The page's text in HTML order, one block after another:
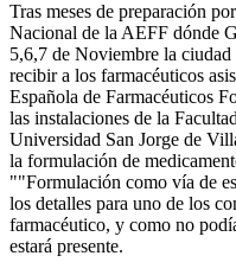
Tras meses de preparación
Nacional de la AEFF dónde
5,6,7 de Noviembre la ciudad
recibir a los farmacéuticos
Española de Farmacéuticos
las instalaciones de la
Universidad San Jorge de
la formulación de
""Formulación como vía de
los detalles para uno de los
farmacéutico, y como no
estará presente.